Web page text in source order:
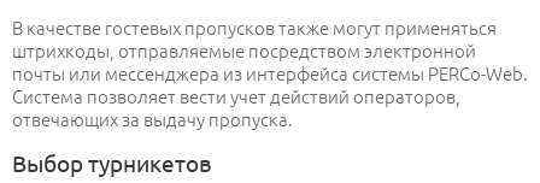
В качестве гостевых пропусков также могут применяться
штрихкоды, отправляемые посредством электронной
почты или мессенджера из интерфейса системы PERCo-Web.
Система позволяет вести учет действий операторов,
отвечающих за выдачу пропуска.
Выбор турникетов